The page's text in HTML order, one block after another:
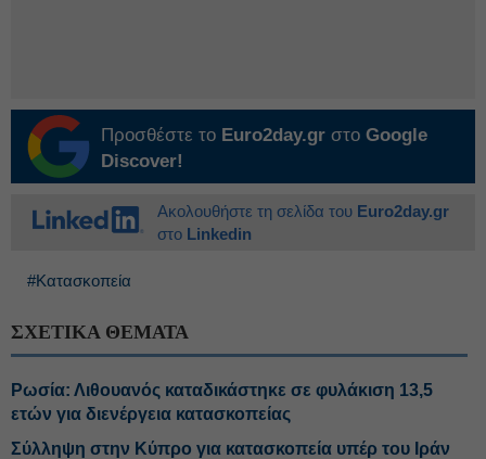
Προσθέστε το Euro2day.gr στο Google
Discover!
Ακολουθήστε τη σελίδα του Euro2day.gr
στο Linkedin
#Κατασκοπεία
ΣΧΕΤΙΚΑ ΘΕΜΑΤΑ
Ρωσία: Λιθουανός καταδικάστηκε σε φυλάκιση 13,5
ετών για διενέργεια κατασκοπείας
Σύλληψη στην Κύπρο για κατασκοπεία υπέρ του Ιράν